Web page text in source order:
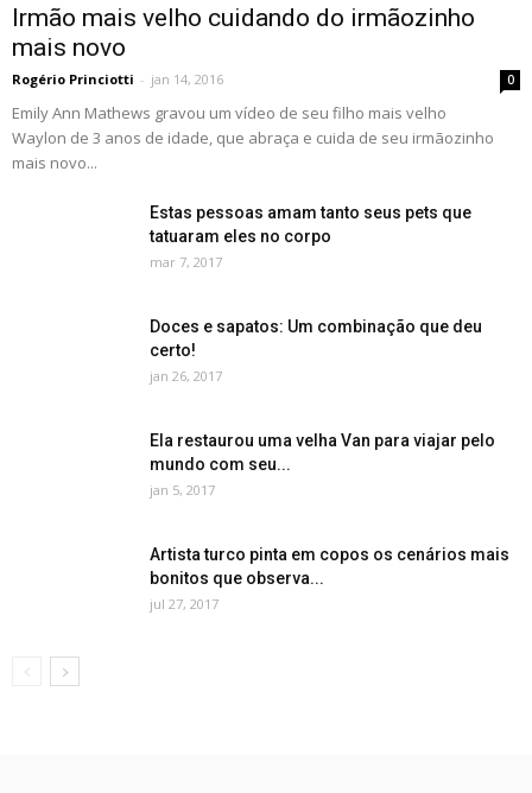
Irmão mais velho cuidando do irmãozinho
mais novo
Rogério Princiotti - jan 14, 2016 0
Emily Ann Mathews gravou um vídeo de seu filho mais velho
Waylon de 3 anos de idade, que abraça e cuida de seu irmãozinho
mais novo...
Estas pessoas amam tanto seus pets que
tatuaram eles no corpo
mar 7, 2017
Doces e sapatos: Um combinação que deu
certo!
jan 26, 2017
Ela restaurou uma velha Van para viajar pelo
mundo com seu...
jan 5, 2017
Artista turco pinta em copos os cenários mais
bonitos que observa...
jul 27, 2017